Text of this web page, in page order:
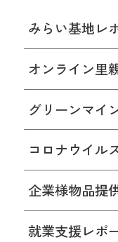
みらい基地レ
オンライン里
グリーンマイ
コロナウイル
企業様物品提
就業支援レポ